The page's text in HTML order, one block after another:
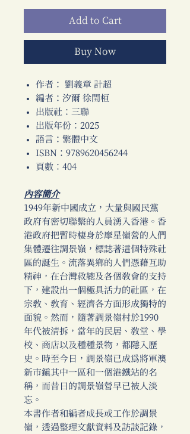
Add to Cart
Buy Now
作者： 劉義章 計超
編者：汐爾 徐閏桓
出版社：三聯
出版年份：2025
語言：繁體中文
ISBN：9789620456244
頁數：404
內容簡介
1949年新中國成立，大量與國民黨
政府有密切聯繫的人員湧入香港。香
港政府把暫時棲身於摩星嶺營的人們
集體遷往調景嶺，標誌著這個特殊社
區的誕生。流落異鄉的人們憑藉互助
精神，在台灣救總及各個教會的支持
下，建設出一個極具活力的社區，在
宗教、教育、經濟各方面形成獨特的
面貌。然而，隨著調景嶺村於1990
年代被清拆，當年的民居、教堂、學
校、商店以及種種景物，都隱入歷
史。時至今日，調景嶺已成為將軍澳
新市鎮其中一區和一個港鐵站的名
稱，而昔日的調景嶺營早已被人淡
忘。
本書作者和編者成長或工作於調景
嶺，透過整理文獻資料及訪談記錄，